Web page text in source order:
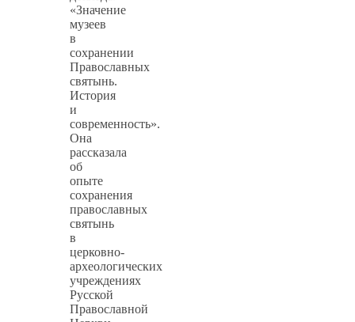
«Значение
музеев
в
сохранении
Православных
святынь.
История
и
современность».
Она
рассказала
об
опыте
сохранения
православных
святынь
в
церковно-
археологических
учреждениях
Русской
Православной